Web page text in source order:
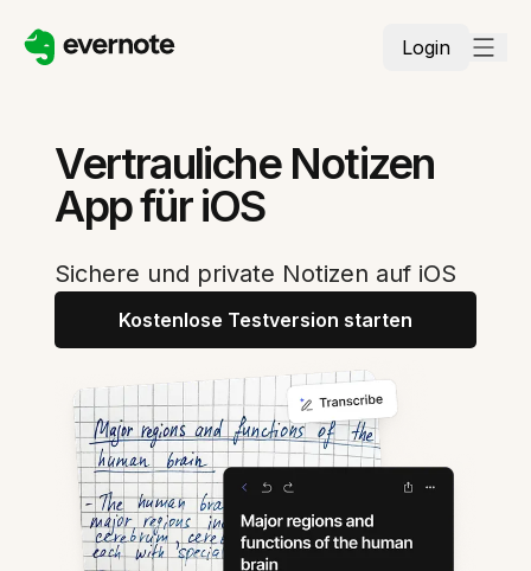
Login
Vertrauliche Notizen
App für iOS
Sichere und private Notizen auf iOS
Kostenlose Testversion starten